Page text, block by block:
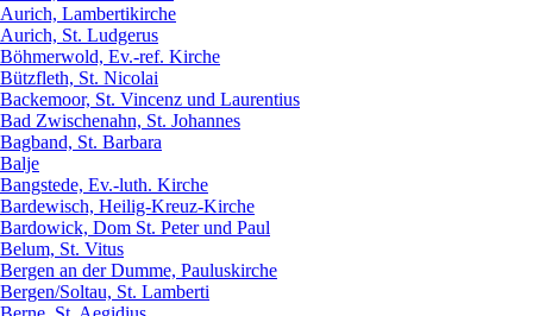
Aurich, Lambertikirche
Aurich, St. Ludgerus
Böhmerwold, Ev.-ref. Kirche
Bützfleth, St. Nicolai
Backemoor, St. Vincenz und Laurentius
Bad Zwischenahn, St. Johannes
Bagband, St. Barbara
Balje
Bangstede, Ev.-luth. Kirche
Bardewisch, Heilig-Kreuz-Kirche
Bardowick, Dom St. Peter und Paul
Belum, St. Vitus
Bergen an der Dumme, Pauluskirche
Bergen/Soltau, St. Lamberti